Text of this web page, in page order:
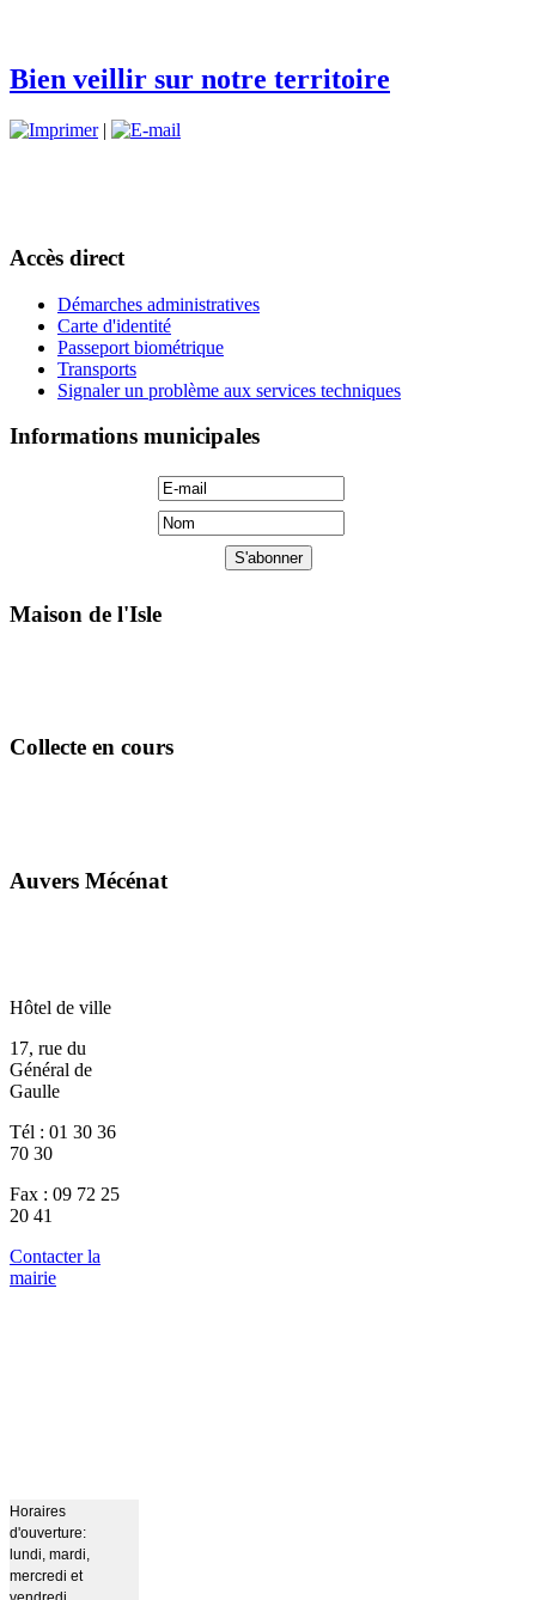
Bien veillir sur notre territoire
|
Accès direct
Démarches administratives
Carte d'identité
Passeport biométrique
Transports
Signaler un problème aux services techniques
Informations municipales
Maison de l'Isle
Collecte en cours
Auvers Mécénat
Hôtel de ville
17, rue du
Général de
Gaulle
Tél : 01 30 36
70 30
Fax : 09 72 25
20 41
Contacter la
mairie
Horaires
d'ouverture:
lundi, mardi,
mercredi et